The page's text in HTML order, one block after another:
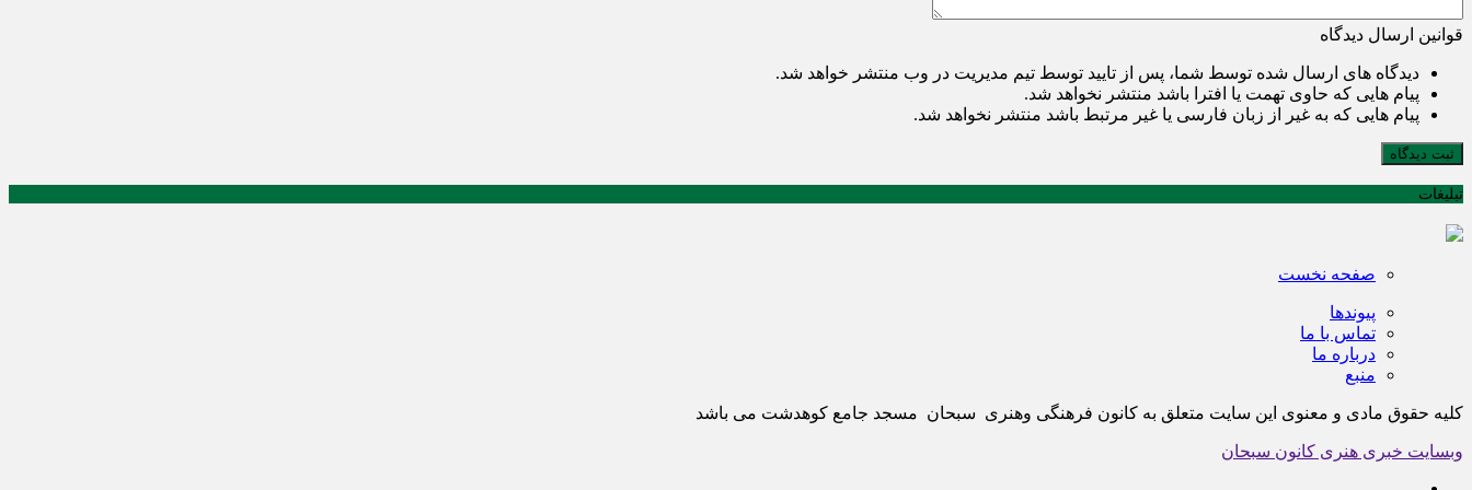
قوانین ارسال دیدگاه
دیدگاه های ارسال شده توسط شما، پس از تایید توسط تیم مدیریت در وب منتشر خواهد شد.
پیام هایی که حاوی تهمت یا افترا باشد منتشر نخواهد شد.
پیام هایی که به غیر از زبان فارسی یا غیر مرتبط باشد منتشر نخواهد شد.
ثبت دیدگاه
تبلیغات
صفحه نخست
پیوندها
تماس با ما
درباره ما
منبع
کلیه حقوق مادی و معنوی این سایت متعلق به کانون فرهنگی وهنری سبحان مسجد جامع کوهدشت می باشد
وبسایت خبری هنری کانون سبحان